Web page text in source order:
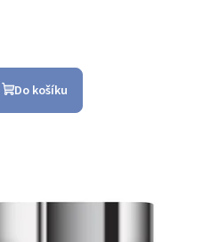
Do košíku